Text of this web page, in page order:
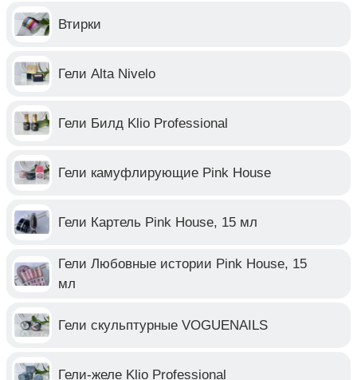
Втирки
Гели Alta Nivelo
Гели Билд Klio Professional
Гели камуфлирующие Pink House
Гели Картель Pink House, 15 мл
Гели Любовные истории Pink House, 15
мл
Гели скульптурные VOGUENAILS
Гели-желе Klio Professional